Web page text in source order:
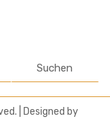
Suchen
| Designed by